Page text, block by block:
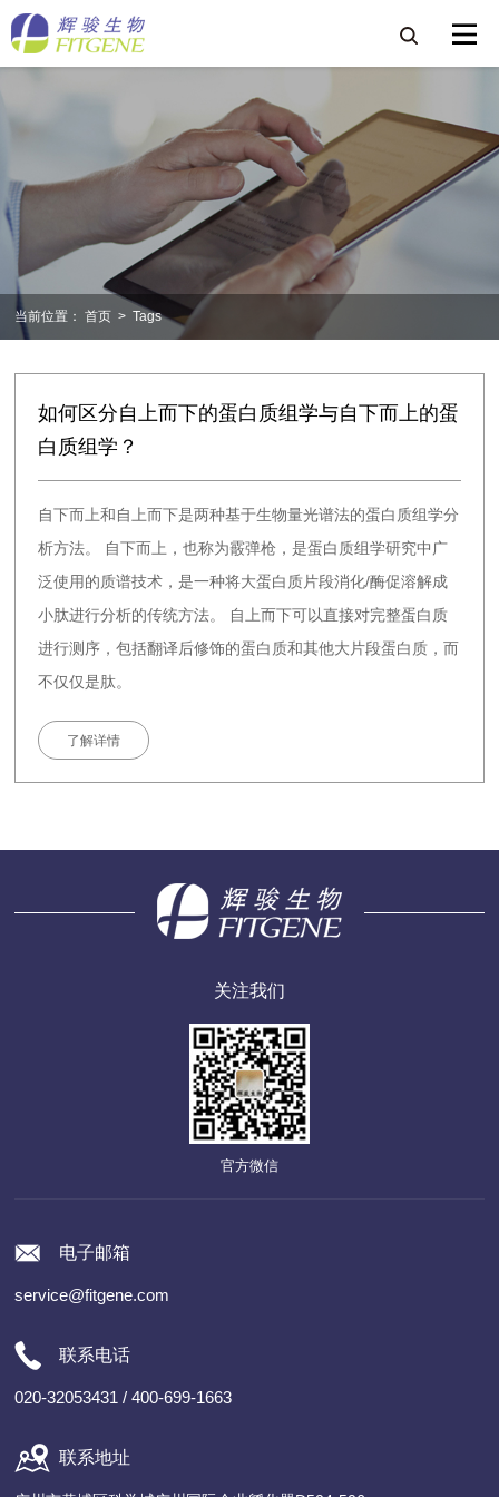
当前位置： 首页 > Tags
如何区分自上而下的蛋白质组学与自下而上的蛋
白质组学？
自下而上和自上而下是两种基于生物量光谱法的蛋白质组学分
析方法。 自下而上，也称为霰弹枪，是蛋白质组学研究中广
泛使用的质谱技术，是一种将大蛋白质片段消化/酶促溶解成
小肽进行分析的传统方法。 自上而下可以直接对完整蛋白质
进行测序，包括翻译后修饰的蛋白质和其他大片段蛋白质，而
不仅仅是肽。
了解详情
关注我们
官方微信
电子邮箱
service@fitgene.com
联系电话
020-32053431 / 400-699-1663
联系地址